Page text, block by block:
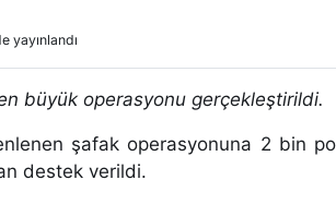
yayınlandı
en büyük operasyonu gerçekleştirildi.
şafak operasyonuna 2 bin
destek verildi.